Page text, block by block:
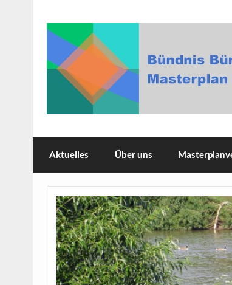
Bündnis
Aktuelles Über uns